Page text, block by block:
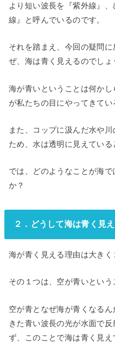
より短い波長を『紫外線』
線』と呼んでいるのです。
それを踏まえ、今回の疑問
ぜ、海は青く見えるのでしょ
海が青いということは何か
が私たちの目にやってきてい
また、コップに汲んだ水や
ため、水は透明に見えている
では、どのようなことが海
か？
２．どうして海は青く見
海が青く見える理由は大きく
その１つは、空が青いという
空が青となぜ海が青くなる
きた青い波長の光が水面で
ず、このことで海は青く見え